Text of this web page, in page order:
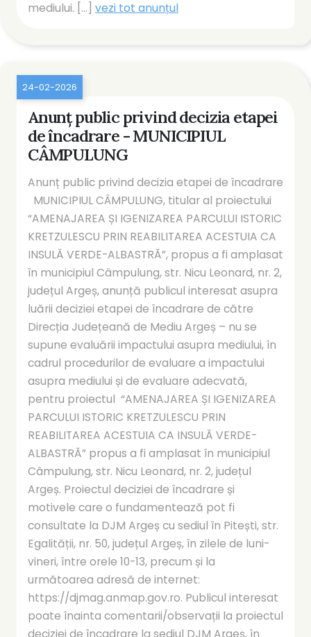
mediului. [...] vezi tot anunțul
24-02-2026
Anunț public privind decizia etapei
de încadrare - MUNICIPIUL
CÂMPULUNG
Anunț public privind decizia etapei de încadrare
MUNICIPIUL CÂMPULUNG, titular al proiectului
“AMENAJAREA ȘI IGENIZAREA PARCULUI ISTORIC
KRETZULESCU PRIN REABILITAREA ACESTUIA CA
INSULĂ VERDE-ALBASTRĂ”, propus a fi amplasat
în municipiul Câmpulung, str. Nicu Leonard, nr. 2,
județul Argeș, anunță publicul interesat asupra
luării deciziei etapei de încadrare de către
Direcția Județeană de Mediu Argeș – nu se
supune evaluării impactului asupra mediului, în
cadrul procedurilor de evaluare a impactului
asupra mediului și de evaluare adecvată,
pentru proiectul “AMENAJAREA ȘI IGENIZAREA
PARCULUI ISTORIC KRETZULESCU PRIN
REABILITAREA ACESTUIA CA INSULĂ VERDE-
ALBASTRĂ” propus a fi amplasat în municipiul
Câmpulung, str. Nicu Leonard, nr. 2, județul
Argeș. Proiectul deciziei de încadrare și
motivele care o fundamentează pot fi
consultate la DJM Argeș cu sediul în Pitești, str.
Egalității, nr. 50, județul Argeș, în zilele de luni-
vineri, între orele 10-13, precum și la
următoarea adresă de internet:
https://djmag.anmap.gov.ro. Publicul interesat
poate înainta comentarii/observații la proiectul
deciziei de încadrare la sediul DJM Argeș, în